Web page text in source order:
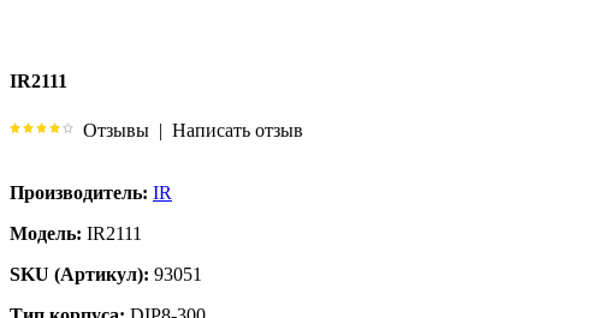
IR2111
Отзывы | Написать отзыв
Производитель: IR
Модель: IR2111
SKU (Артикул): 93051